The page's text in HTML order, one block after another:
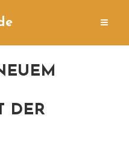
DER